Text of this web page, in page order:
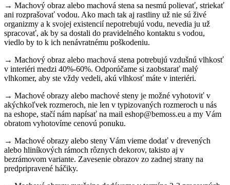
→ Machový obraz alebo machová stena sa nesmú polievať, striekať
ani rozprašovať vodou. Ako mach tak aj rastliny už nie sú živé
organizmy a k svojej existencií nepotrebujú vodu, nevedia ju už
spracovať, ak by sa dostali do pravidelného kontaktu s vodou,
viedlo by to k ich nenávratnému poškodeniu.
→ Machový obraz alebo machová stena potrebujú vzdušnú vlhkosť
v interiéri medzi 40%-60%. Odporúčame si zaobstarať malý
vlhkomer, aby ste vždy vedeli, akú vlhkosť máte v interiéri.
→ Machové obrazy alebo machové steny je možné vyhotoviť v
akýchkoľvek rozmeroch, nie len v typizovaných rozmeroch u nás
na eshope, stačí nám napísať na mail eshop@bemoss.eu a my Vám
obratom vyhotovíme cenovú ponuku.
→ Machové obrazy alebo steny Vám vieme dodať v drevených
alebo hliníkových rámoch rôznych dekorov, takisto aj v
bezrámovom variante. Zavesenie obrazov zo zadnej strany na
predpripravené háčiky.